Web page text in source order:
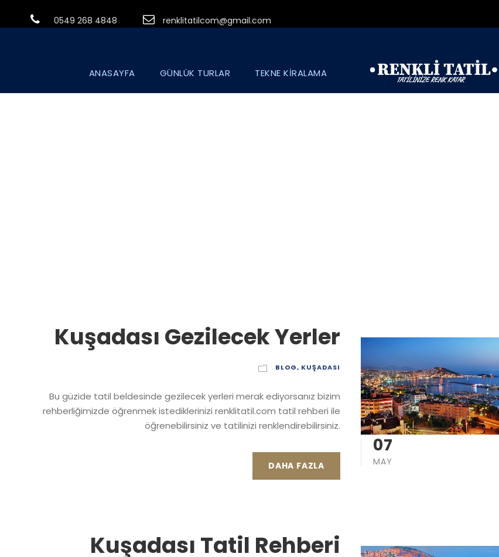
0549 268 4848 renklitatilcom@gmail.com
ANASAYFA GÜNLÜK TURLAR TEKNE KİRALAMA
Kuşadası Gezilecek Yerler
BLOG, KUŞADASI
Bu güzide tatil beldesinde gezilecek yerleri merak ediyorsanız bizim
rehberliğimizde öğrenmek istediklerinizi renklitatil.com tatil rehberi ile
öğrenebilirsiniz ve tatilinizi renklendirebilirsiniz.
DAHA FAZLA
07
MAY
Kuşadası Tatil Rehberi